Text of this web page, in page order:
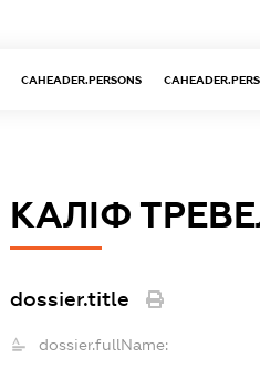
CAHEADER.PERSONS
КАЛІФ
dossier.title
dossier.fullName: